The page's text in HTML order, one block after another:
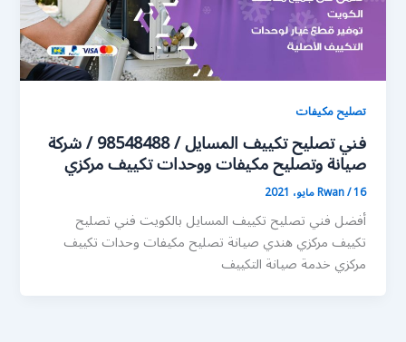
تصليح مكيفات
فني تصليح تكييف المسايل / 98548488 / شركة
صيانة وتصليح مكيفات ووحدات تكييف مركزي
Rwan/16 مايو، 2021
أفضل فني تصليح تكييف المسايل بالكويت فني تصليح
تكييف مركزي هندي صيانة تصليح مكيفات وحدات تكييف
مركزي خدمة صيانة التكييف